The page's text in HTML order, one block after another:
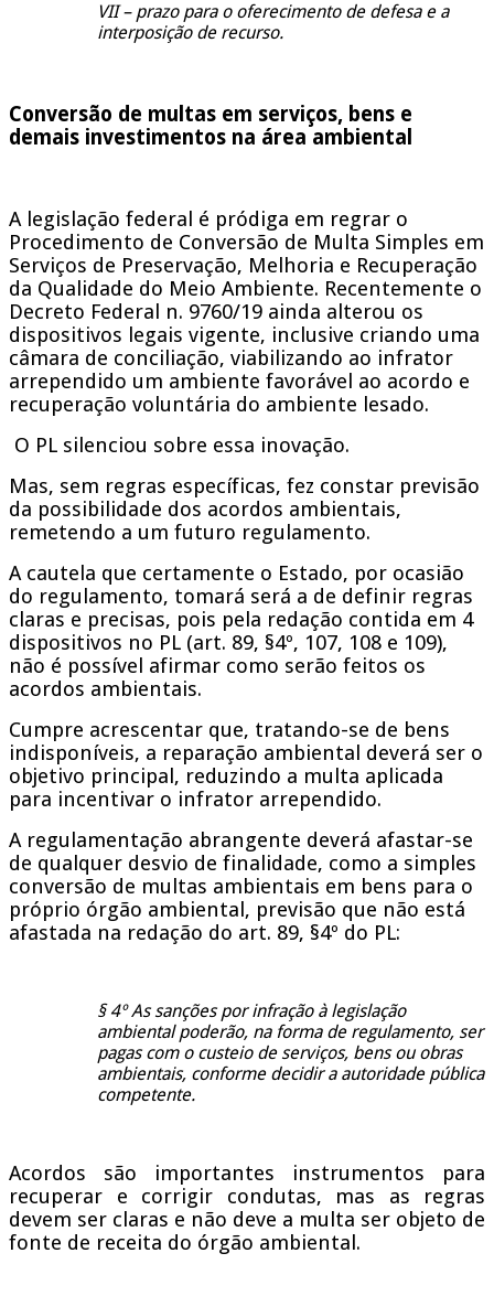
VII – prazo para o oferecimento de defesa e a
interposição de recurso.
Conversão de multas em serviços, bens e
demais investimentos na área ambiental
A legislação federal é pródiga em regrar o
Procedimento de Conversão de Multa Simples em
Serviços de Preservação, Melhoria e Recuperação
da Qualidade do Meio Ambiente. Recentemente o
Decreto Federal n. 9760/19 ainda alterou os
dispositivos legais vigente, inclusive criando uma
câmara de conciliação, viabilizando ao infrator
arrependido um ambiente favorável ao acordo e
recuperação voluntária do ambiente lesado.
O PL silenciou sobre essa inovação.
Mas, sem regras específicas, fez constar previsão
da possibilidade dos acordos ambientais,
remetendo a um futuro regulamento.
A cautela que certamente o Estado, por ocasião
do regulamento, tomará será a de definir regras
claras e precisas, pois pela redação contida em 4
dispositivos no PL (art. 89, §4º, 107, 108 e 109),
não é possível afirmar como serão feitos os
acordos ambientais.
Cumpre acrescentar que, tratando-se de bens
indisponíveis, a reparação ambiental deverá ser o
objetivo principal, reduzindo a multa aplicada
para incentivar o infrator arrependido.
A regulamentação abrangente deverá afastar-se
de qualquer desvio de finalidade, como a simples
conversão de multas ambientais em bens para o
próprio órgão ambiental, previsão que não está
afastada na redação do art. 89, §4º do PL:
§ 4º As sanções por infração à legislação
ambiental poderão, na forma de regulamento, ser
pagas com o custeio de serviços, bens ou obras
ambientais, conforme decidir a autoridade pública
competente.
Acordos são importantes instrumentos para
recuperar e corrigir condutas, mas as regras
devem ser claras e não deve a multa ser objeto de
fonte de receita do órgão ambiental.